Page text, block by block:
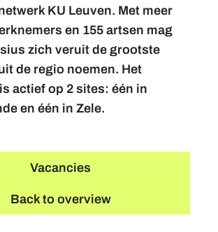
KU Leuven. Met meer
en 155 artsen mag
zich veruit de grootste
de regio noemen. Het
actief op 2 sites: één in
en één in Zele.
Vacancies
Back to overview